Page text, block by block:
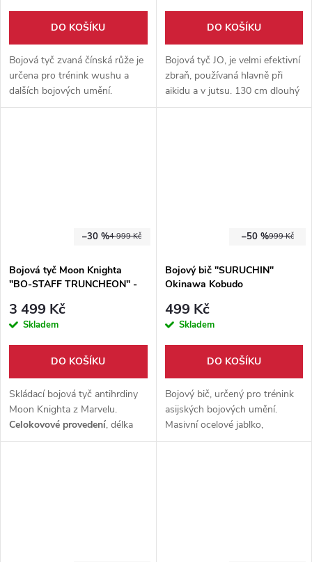
DO KOŠÍKU
Bojová tyč zvaná čínská růže je
určena pro trénink wushu a
dalších bojových umění.
Extrémně pružná, lehká a
DO KOŠÍKU
Bojová tyč JO, je velmi efektivní
zbraň, používaná hlavně při
aikidu a v jutsu. 130 cm dlouhý
kus poctivého jasanu.
4 999 Kč
–30 %
Bojová tyč Moon Knighta
"BO-STAFF TRUNCHEON" -
3 499 Kč
Skladem
DO KOŠÍKU
Skládací bojová tyč antihrdiny
Moon Knighta z Marvelu.
Celokovové provedení, délka
161 cm. Ideální procosplay,
999 Kč
–50 %
Bojový bič "SURUCHIN"
Okinawa Kobudo
499 Kč
Skladem
DO KOŠÍKU
Bojový bič, určený pro trénink
asijských bojových umění.
Masivní ocelové jablko,
převázané na pevném laně.